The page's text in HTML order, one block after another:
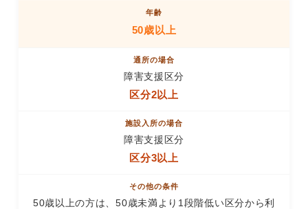
50歳以上
障害支援区分
区分2以上
障害支援区分
区分3以上
50歳以上の方は、50歳未満より1段階低い区分から利